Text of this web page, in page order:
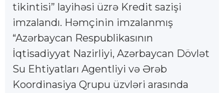
tikintisi” layihəsi üzrə Kredit sazişi
imzalandı. Həmçinin imzalanmış
“Azərbaycan Respublikasının
İqtisadiyyat Nazirliyi, Azərbaycan Dövlət
Su Ehtiyatları Agentliyi və Ərəb
Koordinasiya Qrupu üzvləri arasında